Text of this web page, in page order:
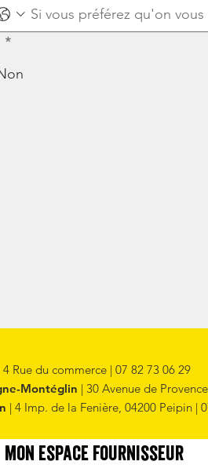
*
4 Rue du commerce | 07 82 73 06 29
Montéglin | 30 Avenue de
| 4 Imp. de la Fenière, 04200 Peipin |
mon espace fournisseur